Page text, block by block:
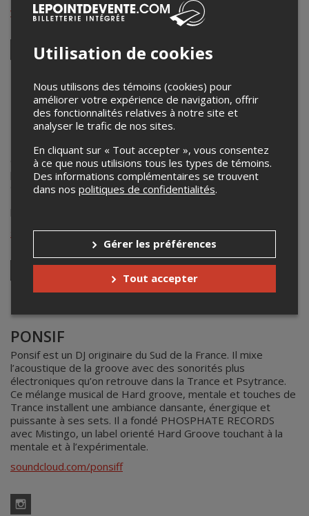
www.soundcloud.com/haze_aiff
MISTINGO
Mistingo est un DJ techno originaire de Bretagne, basé à
Montréal. Il aime la musique rapide, aux rythmes syncopés
et aux mélodies envoûtantes. Plutôt curieux de nature, il
propose un univers musical que l’on pourrait qualifier de
doux-amer par l’éclectisme de ses influences. L’an dernier,
Mistingo a cofondé PHOSPHATE RECORDS,un label de
soundcloud.com/mistingo
PONSIF
Ponsif est un DJ originaire du Sud de la France. Il mixe
l’acoustique de la groove avec des sonorités plus
électroniques qu’on retrouve dans la Trance et Psytrance.
Ce mélange musical de Hard groove, mentale et touches de
Trance installent une ambiance dansante, énergique et
puissante à ses sets. Il a fondé PHOSPHATE RECORDS
avec Mistingo, un label orienté Hard Groove touchant à la
mentale et à l’expérimentale.
soundcloud.com/ponsiff
Utilisation de cookies
Nous utilisons des témoins (cookies) pour
améliorer votre expérience de navigation, offrir
des fonctionnalités relatives à notre site et
analyser le trafic de nos sites.
En cliquant sur « Tout accepter », vous consentez
à ce que nous utilisions tous les types de témoins.
Des informations complémentaires se trouvent
dans nos politiques de confidentialités.
Gérer les préférences
Tout accepter